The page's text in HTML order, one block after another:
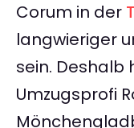
Corum in der
langwieriger
sein. Deshalb
Umzugsprofi